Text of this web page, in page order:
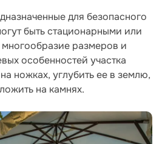
для безопасного
быть стационарными или
размеров и
особенностей участка
ножках, углубить ее в землю,
на камнях.